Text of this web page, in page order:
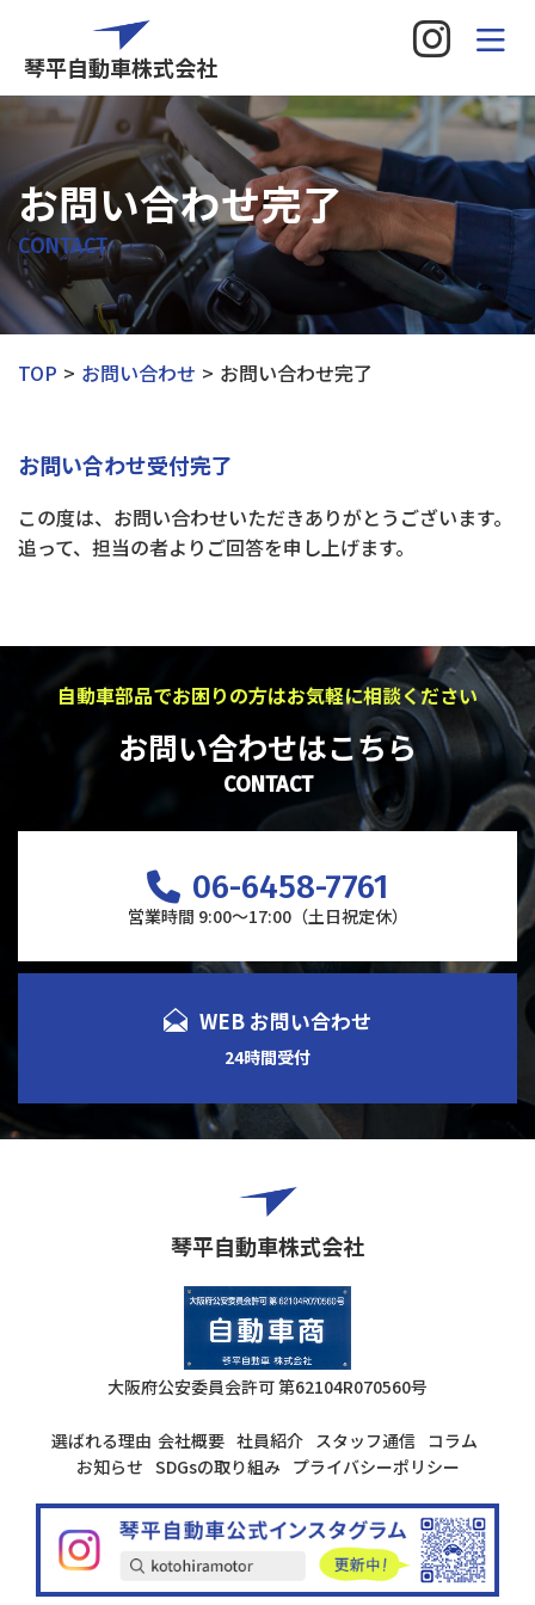
琴平自動車株式会社
お問い合わせ完了
CONTACT
TOP お問い合わせ お問い合わせ完了
お問い合わせ受付完了
この度は、お問い合わせいただきありがとうございます。
追って、担当の者よりご回答を申し上げます。
自動車部品でお困りの方はお気軽に相談ください
お問い合わせはこちら
CONTACT
06-6458-7761
営業時間 9:00～17:00（土日祝定休）
WEB お問い合わせ
24時間受付
琴平自動車株式会社
大阪府公安委員会許可第62104R070560号
選ばれる理由 会社概要 社員紹介 スタッフ通信 コラム
お知らせ SDGsの取り組み プライバシーポリシー